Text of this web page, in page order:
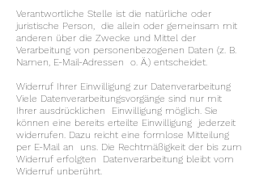
Verantwortliche Stelle ist die natürliche oder
juristische Person, die allein oder gemeinsam mit
anderen über die Zwecke und Mittel der
Verarbeitung von personenbezogenen Daten (z. B.
Namen, E-Mail-Adressen o. Ä.) entscheidet.
Widerruf Ihrer Einwilligung zur Datenverarbeitung
Viele Datenverarbeitungsvorgänge sind nur mit
Ihrer ausdrücklichen Einwilligung möglich. Sie
können eine bereits erteilte Einwilligung jederzeit
widerrufen. Dazu reicht eine formlose Mitteilung
per E-Mail an uns. Die Rechtmäßigkeit der bis zum
Widerruf erfolgten Datenverarbeitung bleibt vom
Widerruf unberührt.